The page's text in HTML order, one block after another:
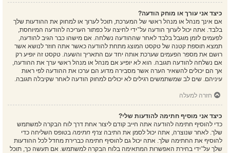
כיצד אני עורך או מוחק הודעה?
אם אינך מנהל או מנהל ראשי של המערכת, תוכל לערוך או למחוק את ההודעות שלך
בלבד. אתה יכול לערוך הודעה על־ידי לחיצה על כפתור העריכה להודעה המיוחסת,
לפעמים לזמן מוגבל בלבד לאחר שההודעה נשלחה. אם מישהו כבר הגיב להודעה,
תמצא תוספת קטנה של טקסט המוצג מתחת להודעה כאשר אתה חוזר לנושא אשר
רושם את מספר הפעמים שערכת אותה יחד עם התאריך והשעה. טקסט זה יופיע רק
אם נשלחה להודעה תגובה. הוא לא יופיע אם מנהל או מנהל ראשי ערך את ההודעה,
אך הם יכולים להשאיר הערה אשר מסבירה מדוע הם ערכו את ההודעה לפי ראות
עיניהם. שים לב שמשתמשים רגילים לא יכולים למחוק הודעה לאחר שקיבלה תגובה.
חזרה למעלה
כיצד אני מוסיף חתימה להודעות שלי?
כדי להוסיף חתימה להודעה אתה חייב קודם ליצור אחת דרך לוח הבקרה למשתמש
שלך. לאחר שנוצרה, אתה יכול לסמן את התיבה צרף חתימה בטופס השליחה כדי
להוסיף את החתימה שלך. אתה יכול גם להוסיף חתימה כברירת מחדל לכל ההודעות
שלך על־ידי בחירת האפשרות המתאימה בלוח הבקרה למשתמש. אם תעשה כך, תוכל